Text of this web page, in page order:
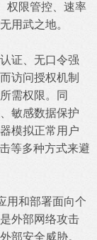
权限管控、速率
用武之地。
证、无口令强
访问授权机制
需权限。同
敏感数据保护
模拟正常用户
等多种方式来避
用和部署面向个
外部网络攻击
部安全威胁。